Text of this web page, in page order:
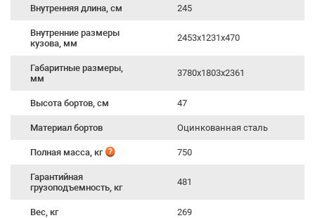
Внутренняя длина, см 245
Внутренние размеры
кузова, мм
2453х1231х470
Габаритные размеры,
мм
3780х1803х2361
Высота бортов, см 47
Материал бортов Оцинкованная сталь
Полная масса, кг 750
Гарантийная
грузоподъемность, кг
481
Вес, кг 269